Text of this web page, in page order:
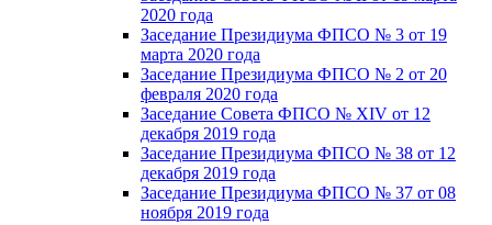
2020 года
Заседание Президиума ФПСО № 3 от 19
марта 2020 года
Заседание Президиума ФПСО № 2 от 20
февраля 2020 года
Заседание Совета ФПСО № XIV от 12
декабря 2019 года
Заседание Президиума ФПСО № 38 от 12
декабря 2019 года
Заседание Президиума ФПСО № 37 от 08
ноября 2019 года